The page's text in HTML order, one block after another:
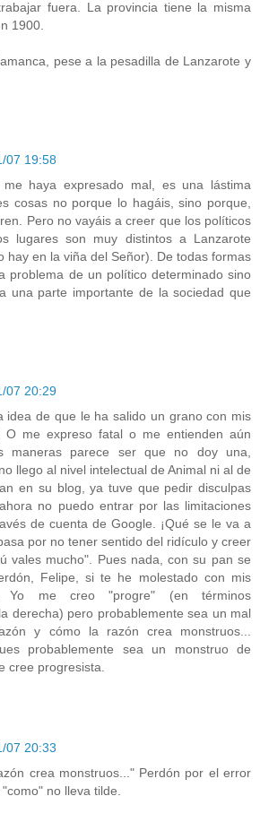
fuera. La provincia tiene la misma
1900.
pese a la pesadilla de Lanzarote y
07 19:58
me haya expresado mal, es una lástima
cosas no porque lo hagáis, sino porque,
Pero no vayáis a creer que los políticos
lugares son muy distintos a Lanzarote
hay en la viña del Señor). De todas formas
problema de un político determinado sino
una parte importante de la sociedad que
07 20:29
idea de que le ha salido un grano con mis
O me expreso fatal o me entienden aún
maneras parece ser que no doy una,
llego al nivel intelectual de Animal ni al de
en su blog, ya tuve que pedir disculpas
no puedo entrar por las limitaciones
de cuenta de Google. ¡Qué se le va a
por no tener sentido del ridículo y creer
vales mucho". Pues nada, con su pan se
Felipe, si te he molestado con mis
Yo me creo "progre" (en términos
derecha) pero probablemente sea un mal
y cómo la razón crea monstruos...
probablemente sea un monstruo de
cree progresista.
07 20:33
crea monstruos..." Perdón por el error
no lleva tilde.